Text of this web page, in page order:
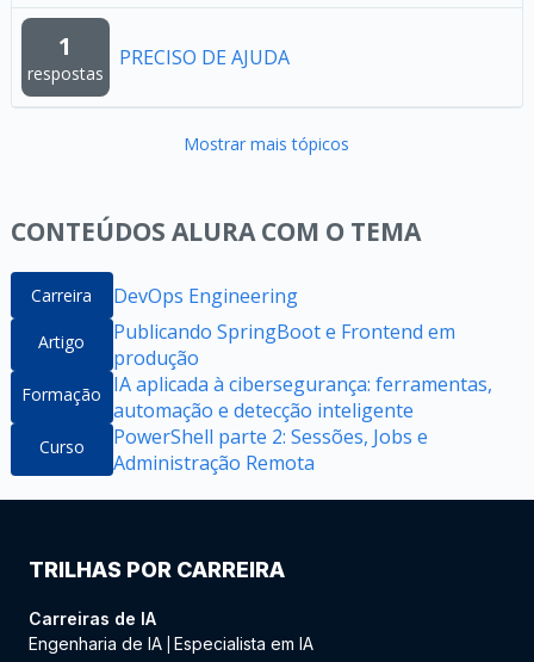
1
respostas
PRECISO DE AJUDA
Mostrar mais tópicos
CONTEÚDOS ALURA COM O TEMA
Carreira DevOps Engineering
Artigo
Publicando SpringBoot e Frontend em
produção
Formação
IA aplicada à cibersegurança: ferramentas,
automação e detecção inteligente
Curso
PowerShell parte 2: Sessões, Jobs e
Administração Remota
TRILHAS POR CARREIRA
Carreiras de IA
Engenharia de IA Especialista em IA